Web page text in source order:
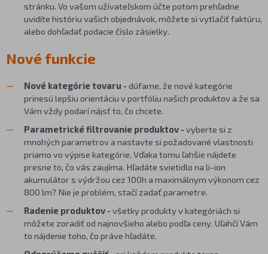
stránku. Vo vašom užívateľskom účte potom prehľadne
uvidíte históriu vašich objednávok, môžete si vytlačiť faktúru,
alebo dohľadať podacie číslo zásielky.
Nové funkcie
Nové kategórie tovaru - dúfame, že nové kategórie
prinesú lepšiu orientáciu v portfóliu našich produktov a že sa
Vám vždy podarí nájsť to, čo chcete.
Parametrické filtrovanie produktov - vyberte si z
mnohých parametrov a nastavte si požadované vlastnosti
priamo vo výpise kategórie. Vďaka tomu ľahšie nájdete
presne to, čo vás zaujíma. Hľadáte svietidlo na li-ion
akumulátor s výdržou cez 100h a maximálnym výkonom cez
800 lm? Nie je problém, stačí zadať parametre.
Radenie produktov - všetky produkty v kategóriách si
môžete zoradiť od najnovšieho alebo podľa ceny. Uľahčí Vám
to nájdenie toho, čo práve hľadáte.